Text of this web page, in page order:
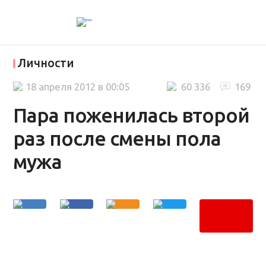
Личности
Пара поженилась второй
раз после смены пола
мужа
169
60 336
18 апреля 2012 в 00:05